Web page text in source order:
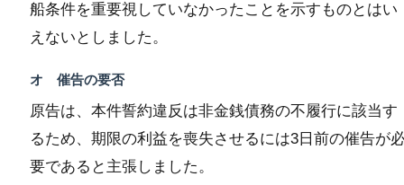
船条件を重要視していなかったことを示すものとはい
えないとしました。
オ 催告の要否
原告は、本件誓約違反は非金銭債務の不履行に該当す
るため、期限の利益を喪失させるには3日前の催告が
要であると主張しました。